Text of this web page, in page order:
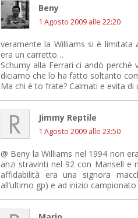
Beny
1 Agosto 2009 alle 22:20
veramente la Williams si è limitata
era un carretto…
Schumy alla Ferrari ci andò
diciamo che lo ha fatto soltanto
Ma chi è to frate? Calmati e evita di
Jimmy Reptile
1 Agosto 2009 alle 23:50
@ Beny la Williams nel 1994 non
anzi stravinti nel 92 con Mansell e
affidabilità era una signora
all’ultimo gp) e ad inizio